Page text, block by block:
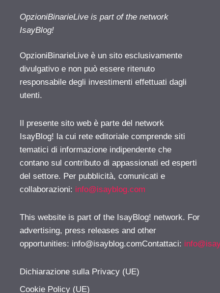
OpzioniBinarieLive is part of the network
IsayBlog!
OpzioniBinarieLive è un sito esclusivamente
divulgativo e non può essere ritenuto
responsabile degli investimenti effettuati dagli
utenti.
Il presente sito web è parte del network
IsayBlog! la cui rete editoriale comprende siti
tematici di informazione indipendente che
contano sul contributo di appassionati ed esperti
del settore. Per pubblicità, comunicati e
collaborazioni: info@isayblog.com
This website is part of the IsayBlog! network. For
advertising, press releases and other
opportunities: info@isayblog.comContattaci:
Dichiarazione sulla Privacy (UE)
Cookie Policy (UE)